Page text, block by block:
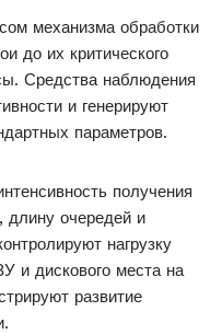
механизма обработки
до их критического
Средства наблюдения
и генерируют
параметров.
получения
длину очередей и
нагрузку
и дискового места на
развитие